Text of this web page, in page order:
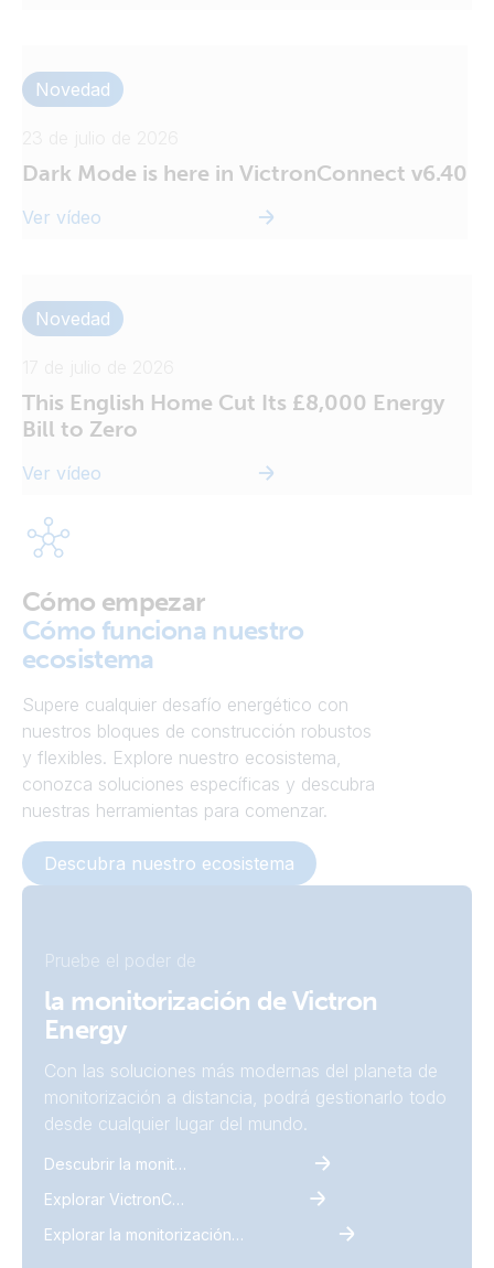
Novedad
Dark Mode is here in VictronConnect v6.40
Ver vídeo
Novedad
This English Home Cut Its £8,000 Energy
Bill to Zero
Ver vídeo
Cómo empezar
Cómo funciona nuestro
ecosistema
Supere cualquier desafío energético con
nuestros bloques de construcción robustos
y flexibles. Explore nuestro ecosistema,
conozca soluciones específicas y descubra
nuestras herramientas para comenzar.
Descubra nuestro ecosistema
Pruebe el poder de
la monitorización de Victron
Energy
Con las soluciones más modernas del planeta de
monitorización a distancia, podrá gestionarlo todo
desde cualquier lugar del mundo.
Descubrir la monitorización
Explorar VictronConnect
Explorar la monitorización remota de Victron